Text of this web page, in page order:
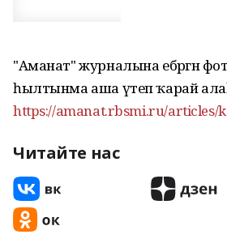
"Аманат" журналына ебәргән
һылтынма аша үтеп ҡарай
https://amanat.rbsmi.ru/articles/
Читайте нас